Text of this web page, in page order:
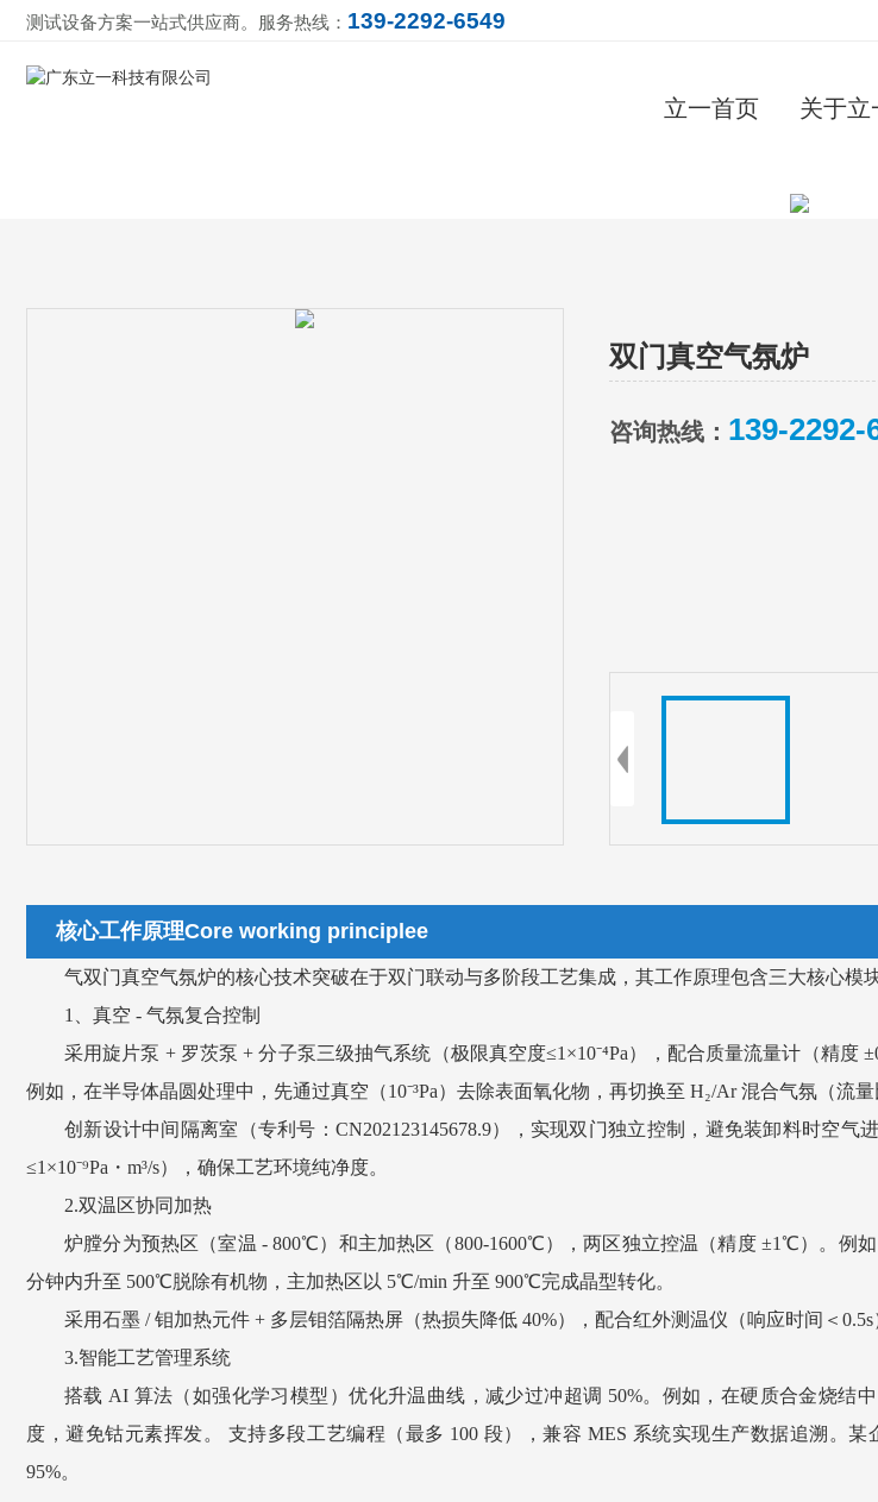
测试设备方案一站式供应商。服务热线： 139-2292-6549
立一首页 关于立
双门真空气氛炉
咨询热线： 139-2292-
核心工作原理Core working principlee
气双门真空气氛炉的核心技术突破在于双门联动与多阶段工艺集成，其工作原理包含三大核心模块
1、真空 - 气氛复合控制
采用旋片泵 + 罗茨泵 + 分子泵三级抽气系统（极限真空度≤1×10⁻⁴Pa），配合质量流量计（精度
例如，在半导体晶圆处理中，先通过真空（10⁻³Pa）去除表面氧化物，再切换至 H₂/Ar 混合气氛（流量
创新设计中间隔离室（专利号：CN202123145678.9），实现双门独立控制，避免装卸料时空气
≤1×10⁻⁹Pa・m³/s），确保工艺环境纯净度。
2.双温区协同加热
炉膛分为预热区（室温 - 800℃）和主加热区（800-1600℃），两区独立控温（精度 ±1℃）。例
分钟内升至 500℃脱除有机物，主加热区以 5℃/min 升至 900℃完成晶型转化。
采用石墨 / 钼加热元件 + 多层钼箔隔热屏（热损失降低 40%），配合红外测温仪（响应时间＜0.5s
3.智能工艺管理系统
搭载 AI 算法（如强化学习模型）优化升温曲线，减少过冲超调 50%。例如，在硬质合金烧结
度，避免钴元素挥发。 支持多段工艺编程（最多 100 段），兼容 MES 系统实现生产数据追溯。
95%。